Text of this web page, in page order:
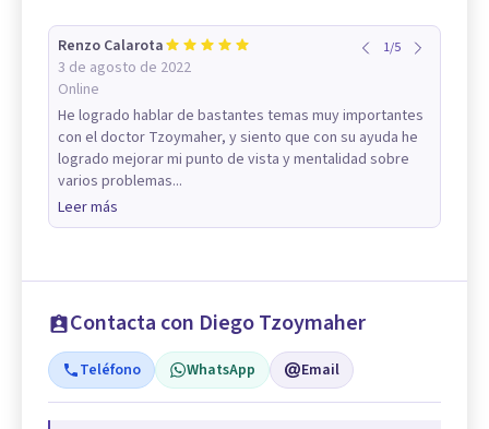
Renzo Calarota
3 de agosto de 2022
Online
1/5
He logrado hablar de bastantes temas muy importantes
con el doctor Tzoymaher, y siento que con su ayuda he
logrado mejorar mi punto de vista y mentalidad sobre
varios problemas...
Leer más
Contacta con Diego Tzoymaher
Teléfono WhatsApp Email